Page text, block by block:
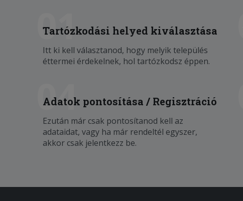
01
Tartózkodási helyed kiválasztása
Itt ki kell választanod, hogy melyik település
éttermei érdekelnek, hol tartózkodsz éppen.
04
Adatok pontosítása / Regisztráció
Ezután már csak pontosítanod kell az
adataidat, vagy ha már rendeltél egyszer,
akkor csak jelentkezz be.